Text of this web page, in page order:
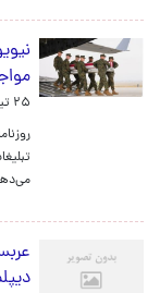
۲۵ تیر ۱۴۰۵، ۲۳:۲۳